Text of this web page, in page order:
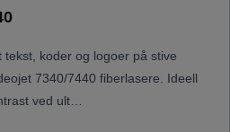
koder og logoer på stive
7340/7440 fiberlasere. Ideell
ved ult…